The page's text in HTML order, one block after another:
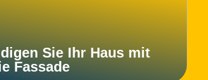
Sie Ihr Haus mit
Fassade